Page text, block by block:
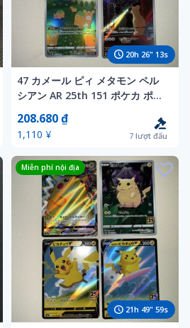
20h 26" 11s
47 カメール ピィ メタモン ペル
シアン AR 25th 151 ポケカ ポケ
208.680 ₫
1,110 ¥ 7lượt đấu
21h 49" 57s
Miễn phí nội địa